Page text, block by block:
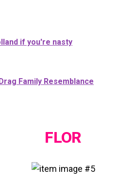
if you're nasty
Family Resemblance
FLOR